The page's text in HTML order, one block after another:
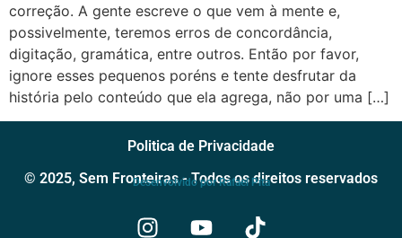
correção. A gente escreve o que vem à mente e,
possivelmente, teremos erros de concordância,
digitação, gramática, entre outros. Então por favor,
ignore esses pequenos poréns e tente desfrutar da
história pelo conteúdo que ela agrega, não por uma […]
Politica de Privacidade
© 2025, Sem Fronteiras - Todos os direitos reservados
Desenvolvido por Rafael Pita